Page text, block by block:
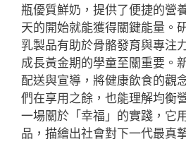
瓶優質鮮奶，提供了便捷的營
天的開始就能獲得關鍵能量。
乳製品有助於骨骼發育與專注
成長黃金期的學童至關重要。
配送與宣導，將健康飲食的觀
們在享用之餘，也能理解均衡
一場關於「幸福」的實踐，它
品，描繪出社會對下一代最真